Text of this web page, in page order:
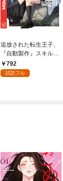
追放された転生王子、
『自動製作』スキルで
領地を爆速で開拓し最
強の村を作ってしまう
792
試読フル